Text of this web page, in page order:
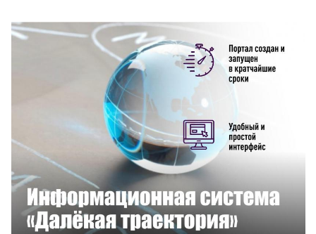
Смотреть проект